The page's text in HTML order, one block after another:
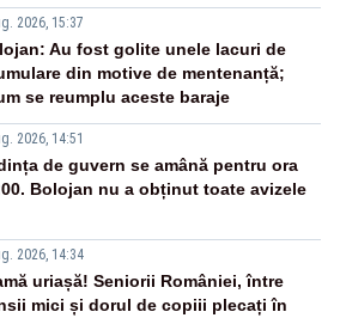
2026, 15:37
Au fost golite unele lacuri de
din motive de mentenanță;
se reumplu aceste baraje
2026, 14:51
de guvern se amână pentru ora
Bolojan nu a obținut toate avizele
2026, 14:34
uriașă! Seniorii României, între
mici și dorul de copiii plecați în